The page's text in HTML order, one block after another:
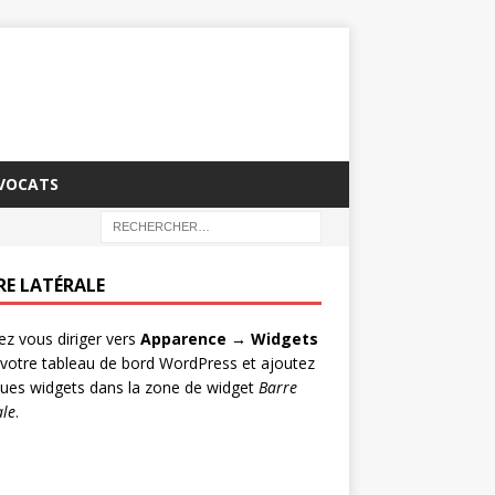
LATÉRALE
vous diriger vers Apparence → Widgets
tableau de bord WordPress et ajoutez
widgets dans la zone de widget Barre
.